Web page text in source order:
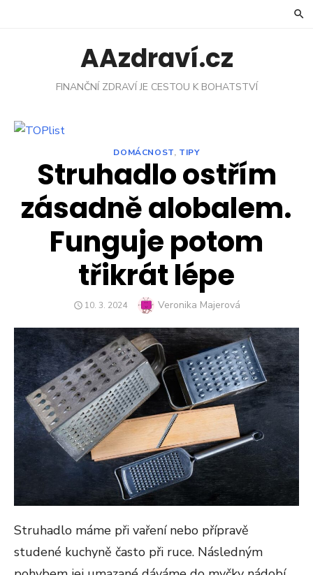
AAzdraví.cz
FINANČNÍ ZDRAVÍ JE CESTOU K BOHATSTVÍ
DOMÁCNOST, TIPY
Struhadlo ostřím
zásadně alobalem.
Funguje potom
třikrát lépe
POSTED
10. 3. 2024 Author
Veronika Majerová
Struhadlo máme při vaření nebo přípravě
studené kuchyně často při ruce. Následným